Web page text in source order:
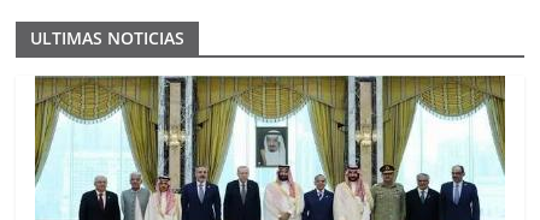
ULTIMAS NOTICIAS